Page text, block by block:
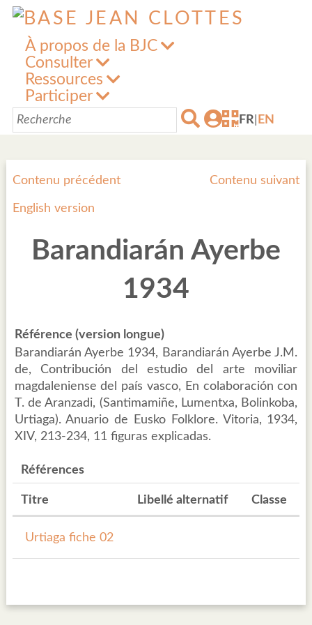
À propos de la BJC
Consulter
Ressources
Participer
FR EN
Contenu précédent Contenu suivant
English version
Barandiarán Ayerbe
1934
Référence (version longue)
Barandiarán Ayerbe 1934, Barandiarán Ayerbe J.M.
de, Contribución del estudio del arte moviliar
magdaleniense del país vasco, En colaboración con
T. de Aranzadi, (Santimamiñe, Lumentxa, Bolinkoba,
Urtiaga). Anuario de Eusko Folklore. Vitoria, 1934,
XIV, 213-234, 11 figuras explicadas.
Références
Titre Libellé alternatif Classe
Urtiaga fiche 02